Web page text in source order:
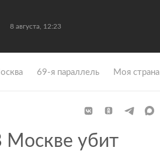
8 августа, 12:23
69-я параллель Моя страна
Москве убит